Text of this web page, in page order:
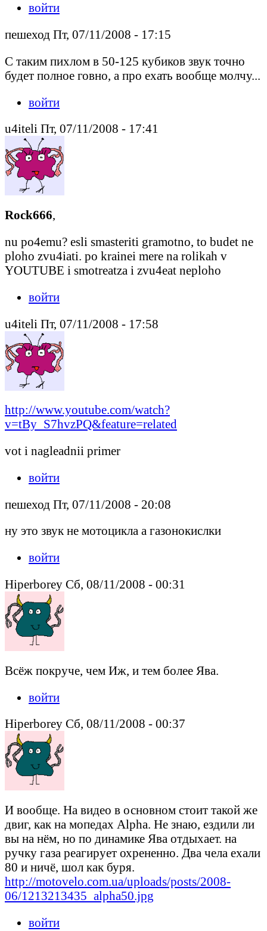
войти
пешеход Пт, 07/11/2008 - 17:15
С таким пихлом в 50-125 кубиков звук точно
будет полное говно, а про ехать вообще молчу...
войти
u4iteli Пт, 07/11/2008 - 17:41
Rock666,
nu po4emu? esli smasteriti gramotno, to budet ne
ploho zvu4iati. po krainei mere na rolikah v
YOUTUBE i smotreatza i zvu4eat neploho
войти
u4iteli Пт, 07/11/2008 - 17:58
http://www.youtube.com/watch?
v=tBy_S7hvzPQ&feature=related
vot i nagleadnii primer
войти
пешеход Пт, 07/11/2008 - 20:08
ну это звук не мотоцикла а газонокислки
войти
Hiperborey Сб, 08/11/2008 - 00:31
Всёж покруче, чем Иж, и тем более Ява.
войти
Hiperborey Сб, 08/11/2008 - 00:37
И вообще. На видео в основном стоит такой же
двиг, как на мопедах Alpha. Не знаю, ездили ли
вы на нём, но по динамике Ява отдыхает. на
ручку газа реагирует охрененно. Два чела ехали
80 и ничё, шол как буря.
http://motovelo.com.ua/uploads/posts/2008-
06/1213213435_alpha50.jpg
войти